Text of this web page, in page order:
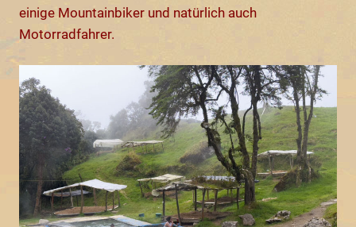
einige Mountainbiker und natürlich auch
Motorradfahrer.